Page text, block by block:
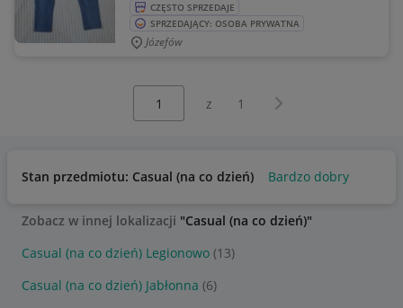
CZĘSTO SPRZEDAJE
SPRZEDAJĄCY: OSOBA PRYWATNA
Józefów
z 1 Następna strona
Stan przedmiotu: Casual (na co dzień) Bardzo dobry
Zobacz w innej lokalizacji "Casual (na co dzień)"
Casual (na co dzień) Legionowo (13)
Casual (na co dzień) Jabłonna (6)